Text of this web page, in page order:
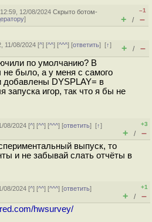
12/08/2024Скрыто ботом-
]
–1
+ / –
11/08/2024 [^] [^^] [^^^] [ответить][↑]
+ / –
по умолчанию? В
не было, а у меня с самого
добавлены DYSPLAY= в
запуска игор, так что я бы не
08/2024 [^] [^^] [^^^] [ответить][↑]
+3
+ / –
выпуск, то
и не забывай слать отчёты в
08/2024 [^] [^^] [^^^] [ответить]
+1
+ / –
hwsurvey/